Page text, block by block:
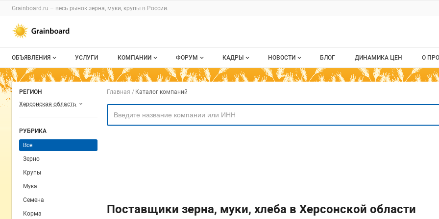
Раздел навигации по сайту grainboard.ru
Grainboard.ru – весь рынок зерна, муки, крупы в России.
Авторизация и меню пользователя
Навигация по разделам сайта grainboard.ru
ОБЪЯВЛЕНИЯ
Все объявления
Мои объявления
УСЛУГИ КОМПАНИИ
О каталоге компаний
Моя компания
ФОРУМ
Все темы
КАДРЫ
Все вакансии
НОВОСТИ
Новости рынка
БЛОГ ДИНАМИКА ЦЕН О
О
РЕГИОН
Херсонская область
РУБРИКА
Все
Зерно
Крупы
Мука
Семена
Корма
Навигация по компаниям
Главная Каталог компаний
Поставщики зерна, муки, хлеба в Херсонской области